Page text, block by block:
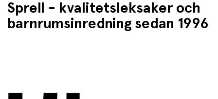
Sprell - kvalitetsleksaker och
barnrumsinredning sedan 1996